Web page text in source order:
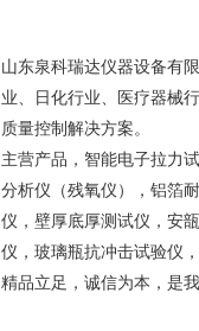
山东泉科瑞达仪器设备有
业、日化行业、医疗器械
质量控制解决方案。
主营产品，智能电子拉力
分析仪（残氧仪），铝箔
仪，壁厚底厚测试仪，安
仪，玻璃瓶抗冲击试验仪
精品立足，诚信为本，是